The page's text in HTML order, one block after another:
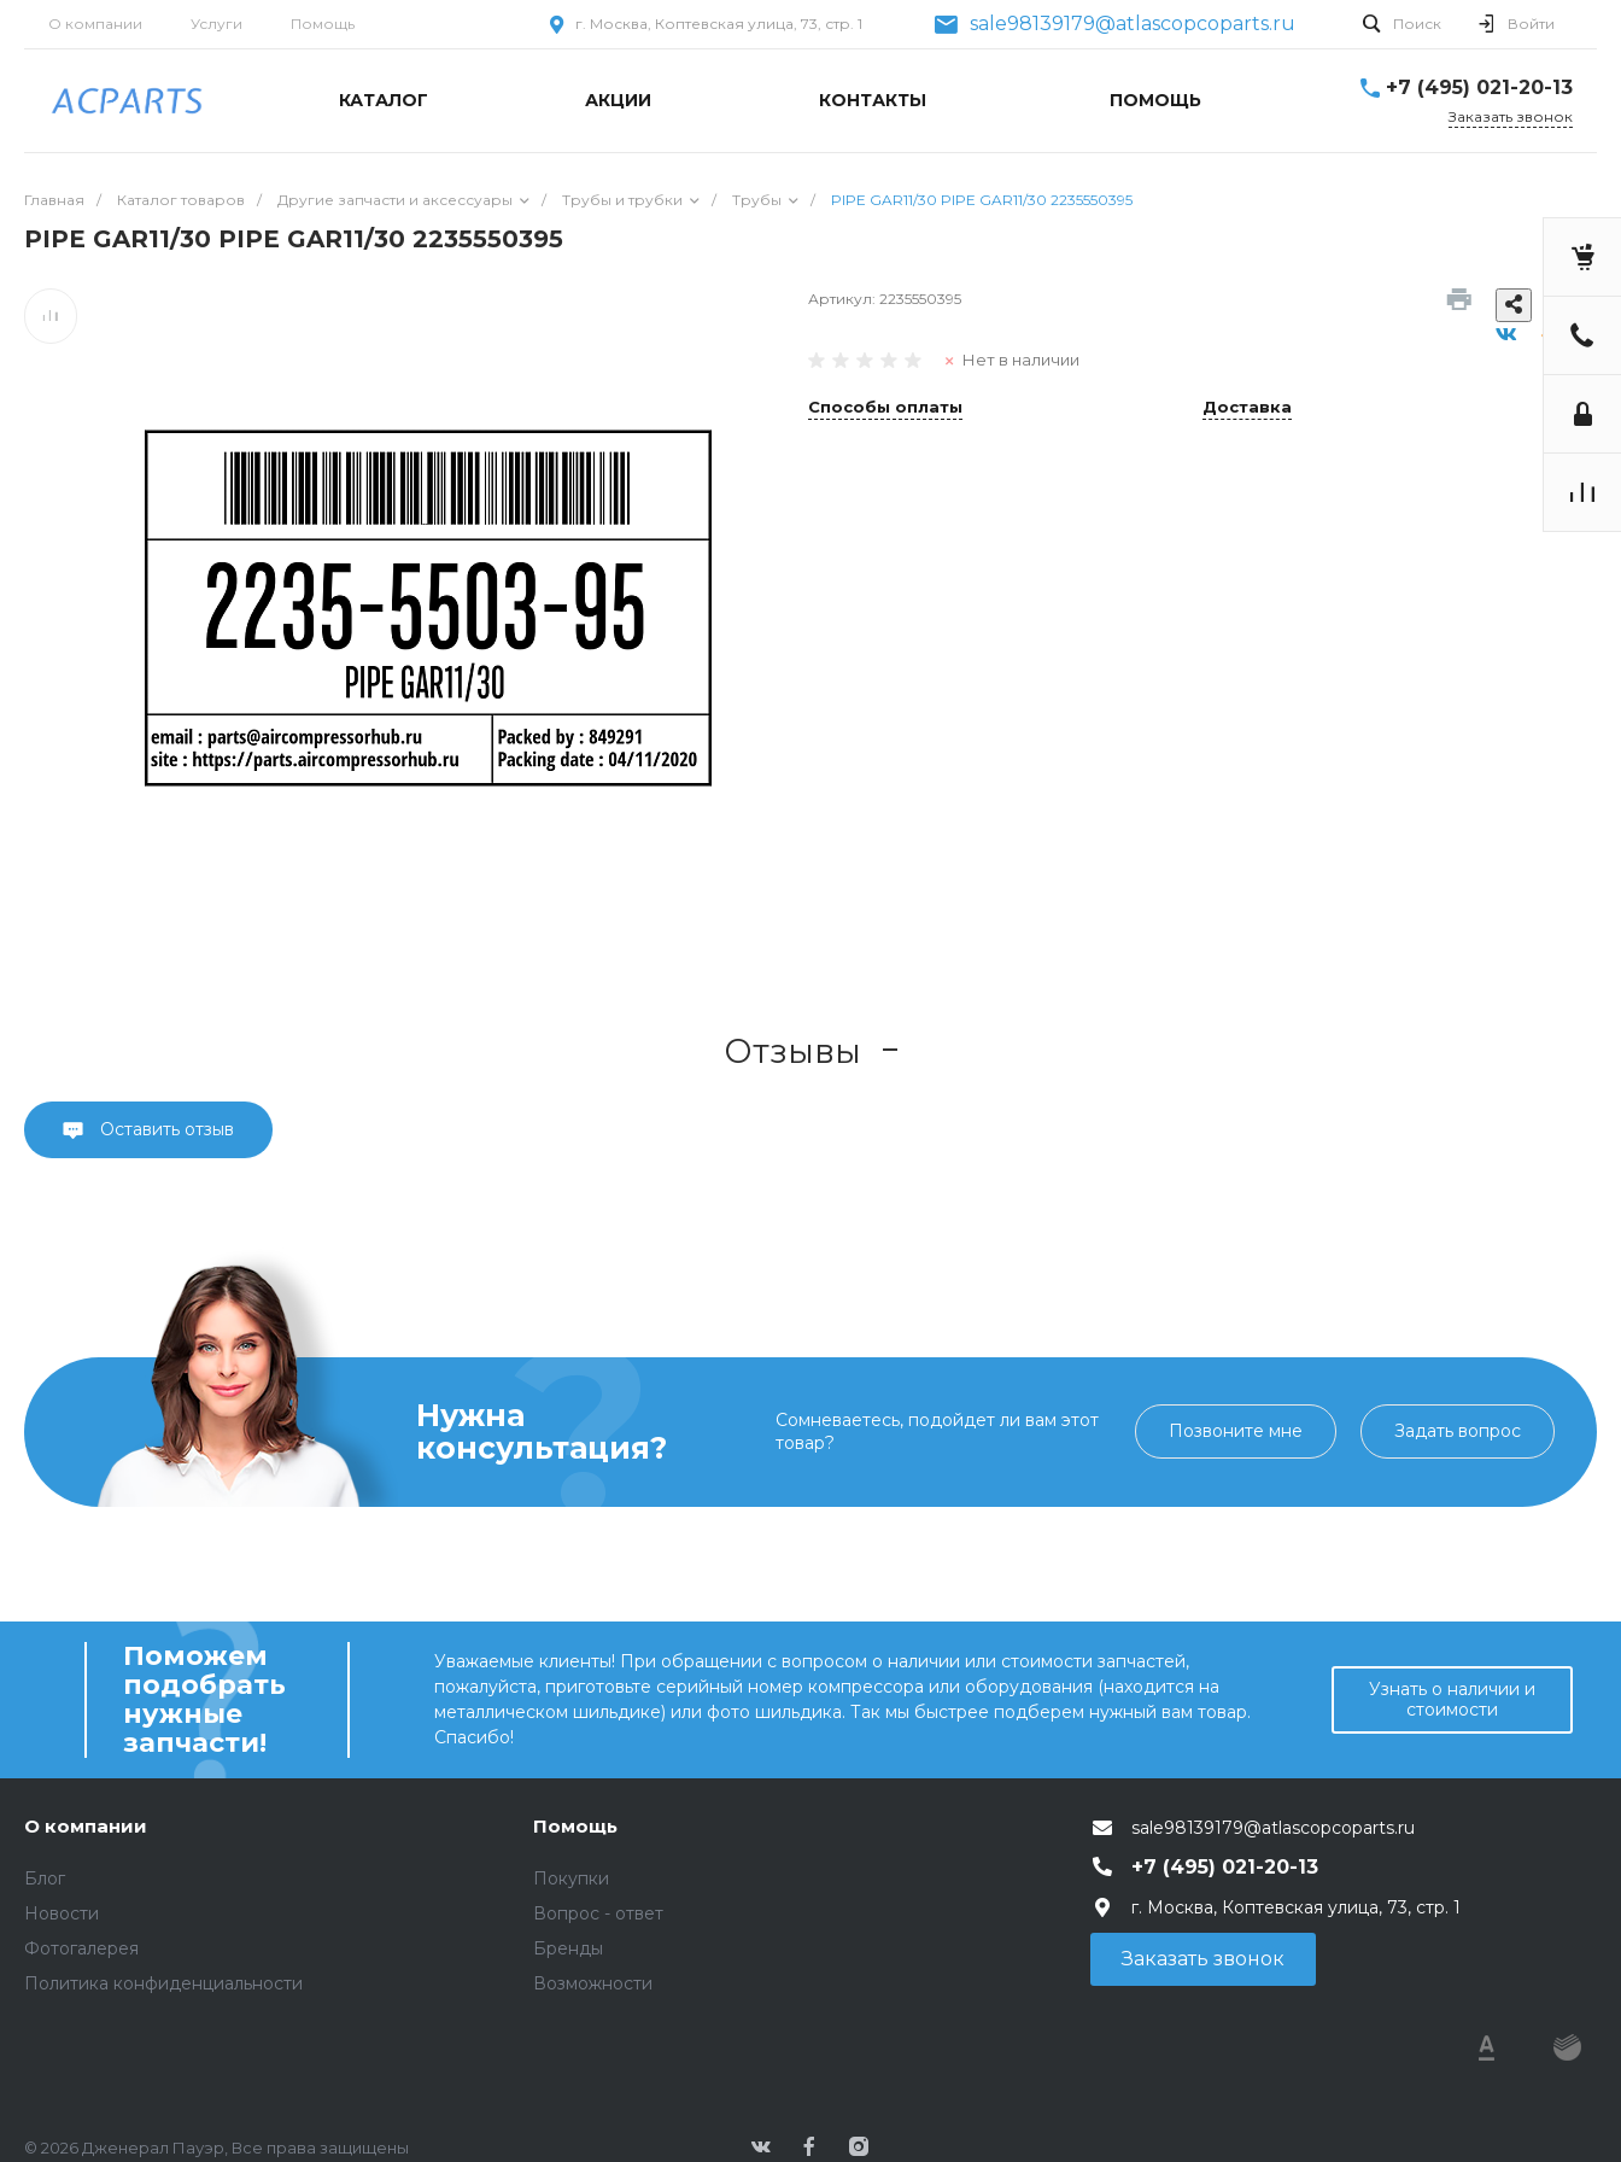
О компании Услуги Помощь г. Москва, Коптевская улица, 73, стр. 1 sale98139179@atlascopcoparts.ru Поиск Войти
КАТАЛОГ АКЦИИ КОНТАКТЫ ПОМОЩЬ
+7 (495) 021-20-13
Заказать звонок
Главная / Каталог товаров / Другие запчасти и аксессуары / Трубы и трубки / Трубы / PIPE GAR11/30 PIPE GAR11/30 2235550395
PIPE GAR11/30 PIPE GAR11/30 2235550395
Артикул: 2235550395
Нет в наличии
Способы оплаты Доставка
Отзывы
Оставить отзыв
Нужна
консультация?
Сомневаетесь, подойдет ли вам этот
товар?
Позвоните мне Задать вопрос
Поможем
подобрать
нужные
запчасти!
Уважаемые клиенты! При обращении с вопросом о наличии или стоимости запчастей,
пожалуйста, приготовьте серийный номер компрессора или оборудования (находится на
металлическом шильдике) или фото шильдика. Так мы быстрее подберем нужный вам товар.
Спасибо!
Узнать о наличии и
стоимости
О компании
Блог
Новости
Фотогалерея
Политика конфиденциальности
Помощь
Покупки
Вопрос - ответ
Бренды
Возможности
sale98139179@atlascopcoparts.ru
+7 (495) 021-20-13
г. Москва, Коптевская улица, 73, стр. 1
Заказать звонок
© 2026 Дженерал Пауэр, Все права защищены